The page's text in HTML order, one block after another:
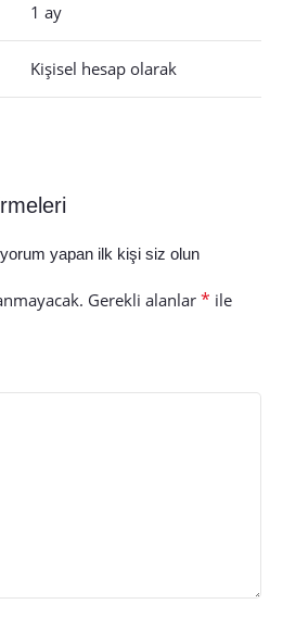
1 ay
Kişisel hesap olarak
yapan ilk kişi siz olun
Gerekli alanlar * ile